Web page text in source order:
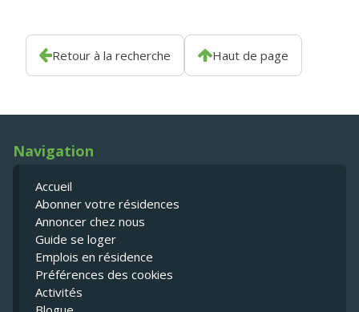
Retour à la recherche Haut de page
Navigation
Accueil
Abonner votre résidences
Annoncer chez nous
Guide se loger
Emplois en résidence
Préférences des cookies
Activités